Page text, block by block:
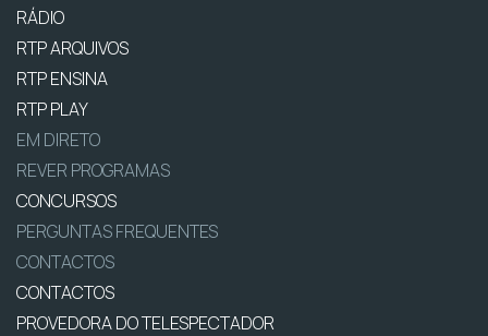
RÁDIO
RTP ARQUIVOS
RTP ENSINA
RTP PLAY
EM DIRETO
REVER PROGRAMAS
CONCURSOS
PERGUNTAS FREQUENTES
CONTACTOS
CONTACTOS
PROVEDORA DO TELESPECTADOR